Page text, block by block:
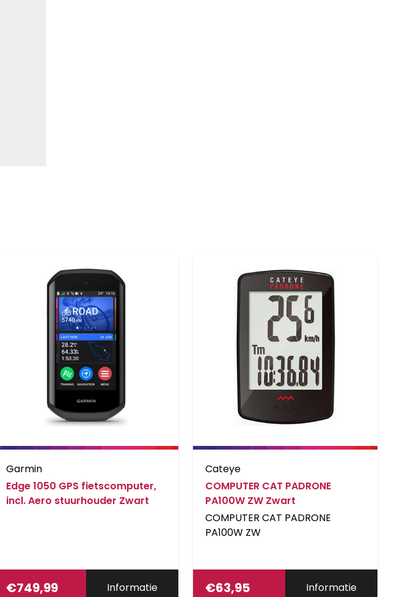
Garmin
Edge 1050 GPS fietscomputer,
incl. Aero stuurhouder Zwart
€749,99 Informatie
Cateye
COMPUTER CAT PADRONE
PA100W ZW Zwart
COMPUTER CAT PADRONE
PA100W ZW
€63,95 Informatie